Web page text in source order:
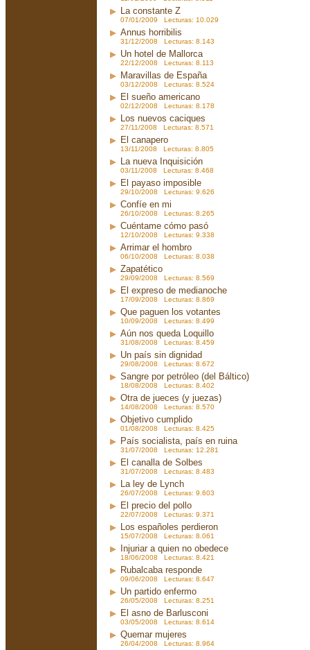
La constante Z
07/01/2009 Lecturas: 10.029
Annus horribilis
31/12/2008 Lecturas: 8.143
Un hotel de Mallorca
22/12/2008 Lecturas: 8.113
Maravillas de España
03/12/2008 Lecturas: 8.524
El sueño americano
02/12/2008 Lecturas: 8.178
Los nuevos caciques
27/11/2008 Lecturas: 8.571
El canapero
13/11/2008 Lecturas: 8.805
La nueva Inquisición
03/11/2008 Lecturas: 8.468
El payaso imposible
29/10/2008 Lecturas: 9.626
Confíe en mi
26/10/2008 Lecturas: 8.265
Cuéntame cómo pasó
12/10/2008 Lecturas: 9.338
Arrimar el hombro
06/10/2008 Lecturas: 8.038
Zapatético
29/09/2008 Lecturas: 8.569
El expreso de medianoche
17/09/2008 Lecturas: 8.869
Que paguen los votantes
10/09/2008 Lecturas: 8.499
Aún nos queda Loquillo
31/08/2008 Lecturas: 8.459
Un país sin dignidad
29/08/2008 Lecturas: 8.672
Sangre por petróleo (del Báltico)
18/08/2008 Lecturas: 8.402
Otra de jueces (y juezas)
14/08/2008 Lecturas: 8.570
Objetivo cumplido
01/08/2008 Lecturas: 8.425
País socialista, país en ruina
31/07/2008 Lecturas: 12.281
El canalla de Solbes
31/07/2008 Lecturas: 8.483
La ley de Lynch
26/07/2008 Lecturas: 9.603
El precio del pollo
22/07/2008 Lecturas: 9.371
Los españoles perdieron
15/07/2008 Lecturas: 8.061
Injuriar a quien no obedece
18/06/2008 Lecturas: 8.421
Rubalcaba responde
09/06/2008 Lecturas: 8.647
Un partido enfermo
26/05/2008 Lecturas: 8.251
El asno de Barlusconi
03/05/2008 Lecturas: 8.614
Quemar mujeres
26/04/2008 Lecturas: 8.964